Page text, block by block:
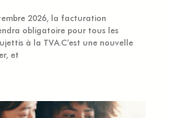
2026, la facturation
obligatoire pour tous les
à la TVA.C’est une nouvelle
et